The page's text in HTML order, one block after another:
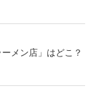
メン店」はどこ？